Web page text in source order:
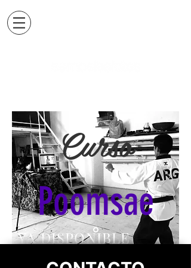
Curso
Poomsae
YA DISPONIBLE